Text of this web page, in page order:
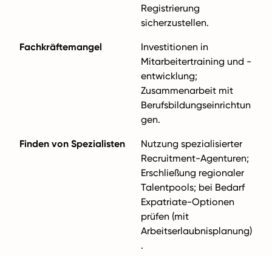
Registrierung
sicherzustellen.
Fachkräftemangel
Investitionen in
Mitarbeitertraining und -
entwicklung;
Zusammenarbeit mit
Berufsbildungseinrichtun
gen.
Finden von Spezialisten
Nutzung spezialisierter
Recruitment-Agenturen;
Erschließung regionaler
Talentpools; bei Bedarf
Expatriate-Optionen
prüfen (mit
Arbeitserlaubnisplanung)
.